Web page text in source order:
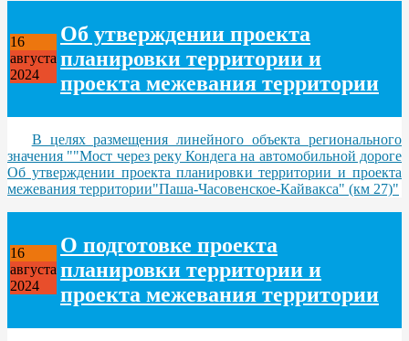
16
августа
2024
Об утверждении проекта
планировки территории и
проекта межевания территории
В целях размещения линейного объекта регионального
значения ""Мост через реку Кондега на автомобильной дороге
Об утверждении проекта планировки территории и проекта
межевания территории"Паша-Часовенское-Кайвакса" (км 27)"
16
августа
2024
О подготовке проекта
планировки территории и
проекта межевания территории